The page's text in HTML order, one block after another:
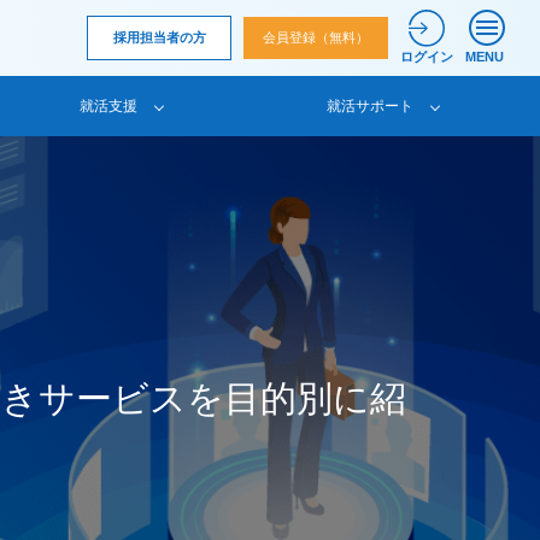
採用担当者の方
会員登録（無料）
ログイン
MENU
就活支援 就活サポート
サービスを目的別に紹